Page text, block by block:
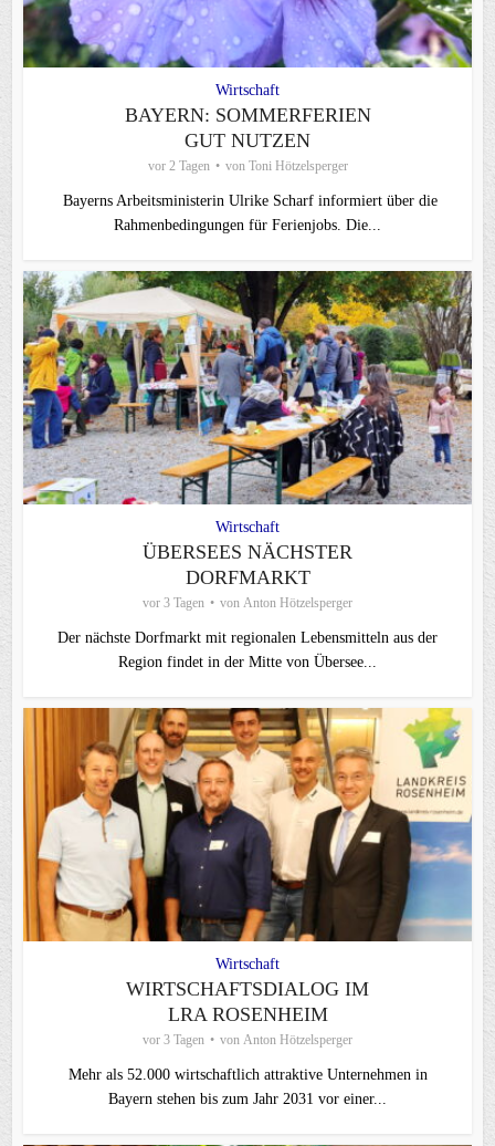
Wirtschaft
BAYERN: SOMMERFERIEN
GUT NUTZEN
vor 2 Tagen von Toni Hötzelsperger
Bayerns Arbeitsministerin Ulrike Scharf informiert über die
Rahmenbedingungen für Ferienjobs. Die...
Wirtschaft
ÜBERSEES NÄCHSTER
DORFMARKT
vor 3 Tagen von Anton Hötzelsperger
Der nächste Dorfmarkt mit regionalen Lebensmitteln aus der
Region findet in der Mitte von Übersee...
Wirtschaft
WIRTSCHAFTSDIALOG IM
LRA ROSENHEIM
vor 3 Tagen von Anton Hötzelsperger
Mehr als 52.000 wirtschaftlich attraktive Unternehmen in
Bayern stehen bis zum Jahr 2031 vor einer...